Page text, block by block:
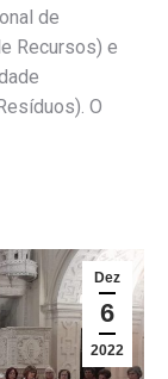
de
Recursos) e
O
Dez
6
2022